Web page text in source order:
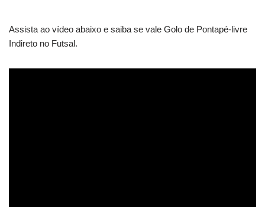
Assista ao vídeo abaixo e saiba se vale Golo de Pontapé-livre
Indireto no Futsal.